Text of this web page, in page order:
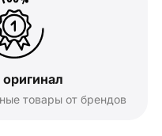
товары от брендов